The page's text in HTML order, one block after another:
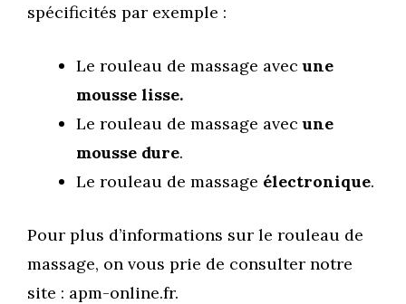
spécificités par exemple :
Le rouleau de massage avec une
mousse lisse.
Le rouleau de massage avecune
mousse dure.
Le rouleau de massage électronique.
Pour plus d’informations sur le rouleau de
massage, on vous prie de consulter notre
site : apm-online.fr.